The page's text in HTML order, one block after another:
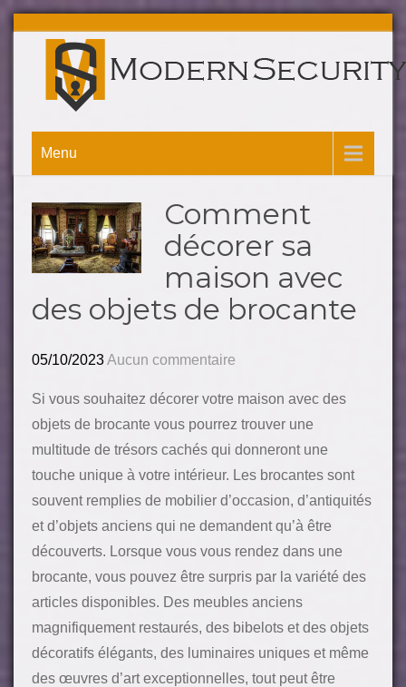
Menu
Comment
décorer sa
maison avec
des objets de brocante
05/10/2023Aucun commentaire
Si vous souhaitez décorer votre maison avec des
objets de brocante vous pourrez trouver une
multitude de trésors cachés qui donneront une
touche unique à votre intérieur. Les brocantes sont
souvent remplies de mobilier d’occasion, d’antiquités
et d’objets anciens qui ne demandent qu’à être
découverts. Lorsque vous vous rendez dans une
brocante, vous pouvez être surpris par la variété des
articles disponibles. Des meubles anciens
magnifiquement restaurés, des bibelots et des objets
décoratifs élégants, des luminaires uniques et même
des œuvres d’art exceptionnelles, tout peut être